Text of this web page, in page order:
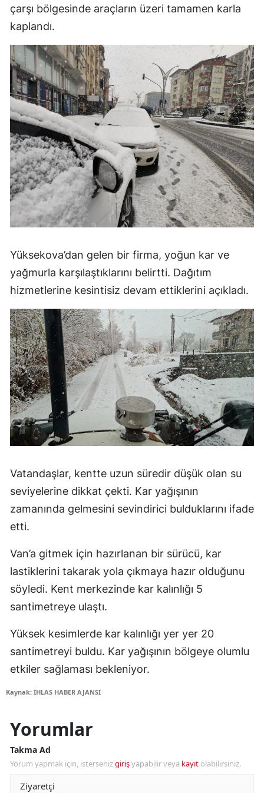
çarşı bölgesinde araçların üzeri tamamen karla
kaplandı.
Yüksekova’dan gelen bir firma, yoğun kar ve
yağmurla karşılaştıklarını belirtti. Dağıtım
hizmetlerine kesintisiz devam ettiklerini açıkladı.
Vatandaşlar, kentte uzun süredir düşük olan su
seviyelerine dikkat çekti. Kar yağışının
zamanında gelmesini sevindirici bulduklarını ifade
etti.
Van’a gitmek için hazırlanan bir sürücü, kar
lastiklerini takarak yola çıkmaya hazır olduğunu
söyledi. Kent merkezinde kar kalınlığı 5
santimetreye ulaştı.
Yüksek kesimlerde kar kalınlığı yer yer 20
santimetreyi buldu. Kar yağışının bölgeye olumlu
etkiler sağlaması bekleniyor.
Kaynak: İHLAS HABER AJANSI
Yorumlar
Takma Ad
Yorum yapmak için, istersenizgirişyapabilir veya kayıt olabilirsiniz.